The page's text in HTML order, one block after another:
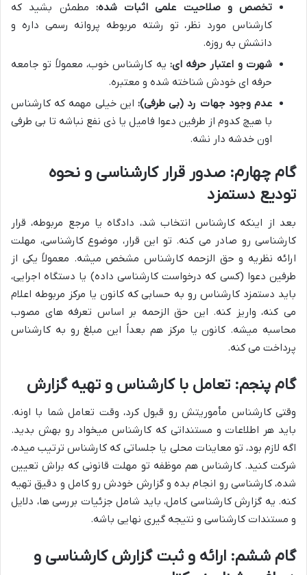
تخصص و صلاحیت علمی اثبات شده: مطمئن بشید که
کارشناس مورد نظر، تو رشته مربوطه پروانه رسمی داره و
دانشش به روزه.
شهرت و اعتبار حرفه ای: یه کارشناس خوب، معمولاً تو جامعه
حرفه ای خودش شناخته شده و معتبره.
عدم وجود جهات رد (بی طرفی): این خیلی مهمه که کارشناس
با هیچ کدوم از طرفین دعوا فامیل یا ذی نفع نباشه تا بی طرفی
اون خدشه دار نشه.
گام چهارم: صدور قرار کارشناسی و نحوه
تودیع دستمزد
بعد از اینکه کارشناس انتخاب شد، دادگاه یا مرجع مربوطه، قرار
کارشناسی رو صادر می کنه. تو این قرار، موضوع کارشناسی، مهلت
ارائه نظریه و حق الزحمه کارشناس مشخص میشه. معمولاً یکی از
طرفین دعوا (کسی که درخواست کارشناسی داده) یا دستگاه اجرایی،
باید دستمزد کارشناس رو به حسابی که کانون یا مرکز مربوطه اعلام
می کنه، واریز کنه. این حق الزحمه بر اساس تعرفه های مصوب
محاسبه میشه. کانون یا مرکز هم بعداً این مبلغ رو به کارشناس
پرداخت می کنه.
گام پنجم: تعامل با کارشناس و تهیه گزارش
وقتی کارشناس مأموریتش رو قبول کرد، وقت تعامل شما با اونه.
باید هر اطلاعات و مستنداتی که کارشناس میخواد رو بهش بدید.
اگه لازم بود، تو معاینات محلی یا جلساتی که کارشناس ترتیب میده،
شرکت کنید. کارشناس هم موظفه تو مهلت قانونی که براش تعیین
شده، کارشناسی رو انجام بده و گزارش خودش رو کامل و دقیق تهیه
کنه. یه گزارش کارشناسی کامل، باید شامل جزئیات بررسی ها، دلایل
و مستندات کارشناسی و نتیجه گیری نهایی باشه.
گام ششم: ارائه و ثبت گزارش کارشناسی و